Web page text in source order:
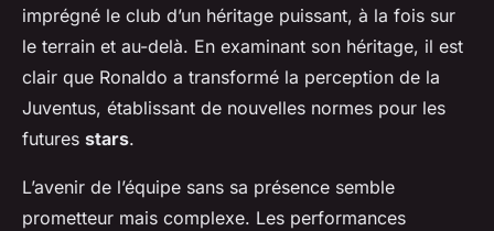
imprégné le club d’un héritage puissant, à la fois sur
le terrain et au-delà. En examinant son héritage, il est
clair que Ronaldo a transformé la perception de la
Juventus, établissant de nouvelles normes pour les
futures stars.
L’avenir de l’équipe sans sa présence semble
prometteur mais complexe. Les performances